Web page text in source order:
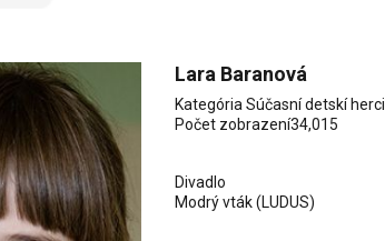
Lara Baranová
Kategória Súčasní detskí herci
Počet zobrazení34,015
Divadlo
Modrý vták (LUDUS)